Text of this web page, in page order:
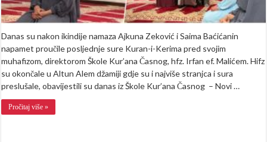
Danas su nakon ikindije namaza Ajkuna Zeković i Saima Baćićanin
napamet proučile posljednje sure Kuran-i-Kerima pred svojim
muhafizom, direktorom Škole Kur’ana Časnog, hfz. Irfan ef. Malićem. Hifz
su okončale u Altun Alem džamiji gdje su i najviše stranjca i sura
preslušale, obavijestili su danas iz Škole Kur’ana Časnog – Novi …
Pročitaj više »